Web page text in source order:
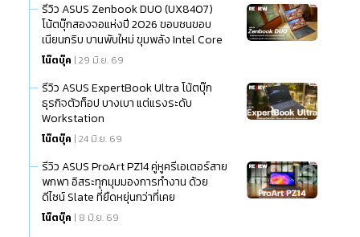
รีวิว ASUS Zenbook DUO (UX8407)
โน้ตบุ๊กสองจอแห่งปี 2026 ขอบชนขอบ
เนียนกริบ บานพับใหม่ ขุมพลัง Intel Core
Ultra (Series 3)
โน๊ตบุ๊ค | 29 มิ.ย. 69
รีวิว ASUS ExpertBook Ultra โน้ตบุ๊ก
ธุรกิจตัวท็อป บางเบา แต่แรงระดับ
Workstation
โน๊ตบุ๊ค | 24 มิ.ย. 69
รีวิว ASUS ProArt PZ14 คู่หูครีเอเตอร์สาย
พกพา อิสระทุกมุมมองการทำงาน ด้วย
ดีไซน์ Slate ที่ยืดหยุ่นกว่าที่เคย
โน๊ตบุ๊ค | 8 มิ.ย. 69